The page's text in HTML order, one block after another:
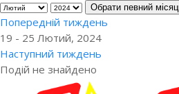
Обрати певний
Попередній тиждень
19 - 25 Лютий, 2024
Наступний тиждень
Подій не знайдено